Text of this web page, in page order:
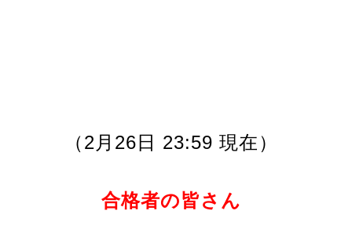
（2月26日 23:59 現在）
合格者の皆さん